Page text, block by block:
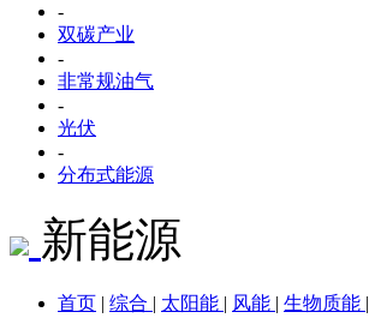
-
双碳产业
-
非常规油气
-
光伏
-
分布式能源
新能源
首页 | 综合 | 太阳能 | 风能 | 生物质能 |